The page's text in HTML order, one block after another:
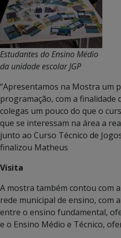
Estudantes do Ensino Médio
da unidade escolar JGP
“Apresentamos na Mostra um
programação, com a finalidade
colegas um pouco do que o
que se interessam na área a
junto ao Curso Técnico de
finalizou Matheus
Visita
A mostra também contou com
rede municipal de ensino, com
entre o ensino fundamental,
e o Ensino Médio e Técnico,